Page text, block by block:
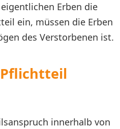
Erben die
ein, müssen die Erben
des Verstorbenen ist.
innerhalb von